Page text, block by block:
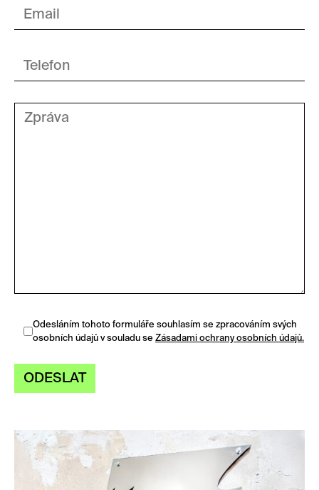
Odesláním tohoto formuláře souhlasím se zpracováním svých
osobních údajů v souladu se Zásadami ochrany osobních údajů.